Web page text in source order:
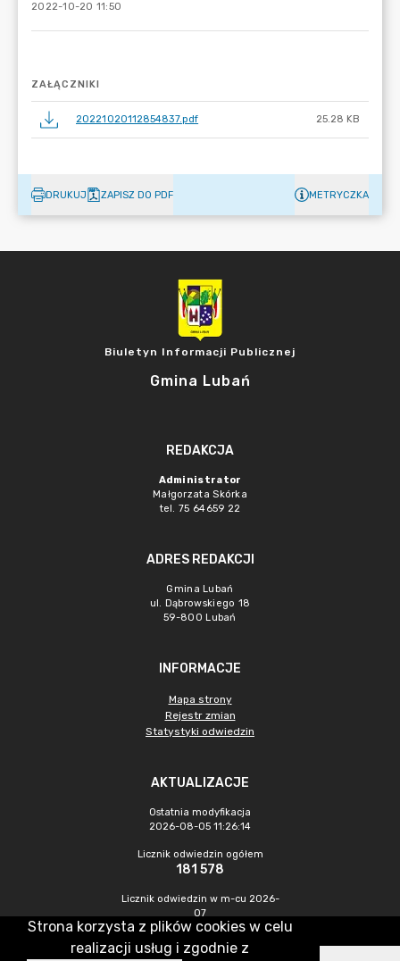
2022-10-20 11:50
ZAŁĄCZNIKI
20221020112854837.pdf 25.28 KB
DRUKUJ ZAPISZ DO PDF METRYCZKA
Biuletyn Informacji Publicznej
Gmina Lubań
REDAKCJA
Administrator
Małgorzata Skórka
tel. 75 64659 22
ADRES REDAKCJI
Gmina Lubań
ul. Dąbrowskiego 18
59-800 Lubań
INFORMACJE
Mapa strony
Rejestr zmian
Statystyki odwiedzin
AKTUALIZACJE
Ostatnia modyfikacja
2026-08-05 11:26:14
Licznik odwiedzin ogółem
181 578
Licznik odwiedzin w m-cu 2026-
07
169
Strona korzysta z plików cookies w celu
realizacji usług i zgodnie z